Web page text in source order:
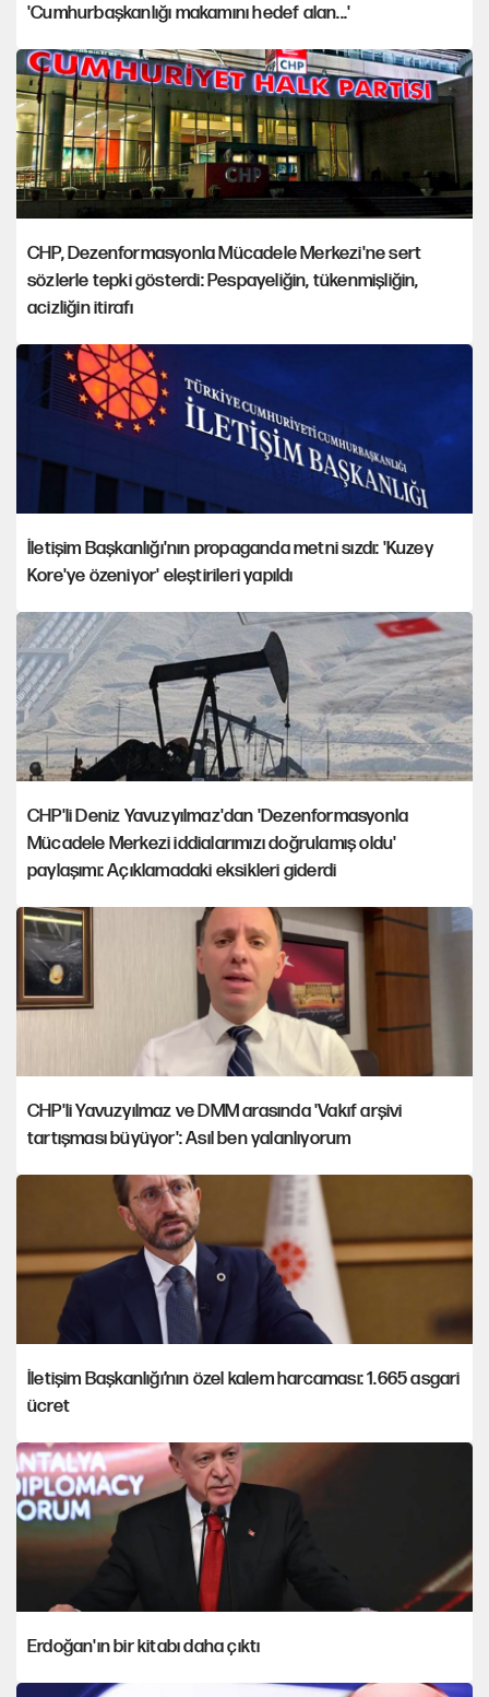
'Cumhurbaşkanlığı makamını hedef alan...'
CHP, Dezenformasyonla Mücadele Merkezi'ne sert
sözlerle tepki gösterdi: Pespayeliğin, tükenmişliğin,
acizliğin itirafı
İletişim Başkanlığı'nın propaganda metni sızdı: 'Kuzey
Kore'ye özeniyor' eleştirileri yapıldı
CHP'li Deniz Yavuzyılmaz'dan 'Dezenformasyonla
Mücadele Merkezi iddialarımızı doğrulamış oldu'
paylaşımı: Açıklamadaki eksikleri giderdi
CHP'li Yavuzyılmaz ve DMM arasında 'Vakıf arşivi
tartışması büyüyor': Asıl ben yalanlıyorum
İletişim Başkanlığı’nın özel kalem harcaması: 1.665 asgari
ücret
Erdoğan'ın bir kitabı daha çıktı